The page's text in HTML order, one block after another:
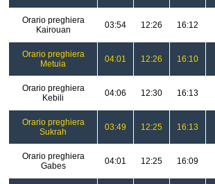
Orario preghiera
Kairouan
03:54 12:26 16:12
Orario preghiera
Metuia
04:01 12:26 16:10
Orario preghiera
Kebili
04:06 12:30 16:13
Orario preghiera
Sukrah
03:49 12:25 16:13
Orario preghiera
Gabes
04:01 12:25 16:09